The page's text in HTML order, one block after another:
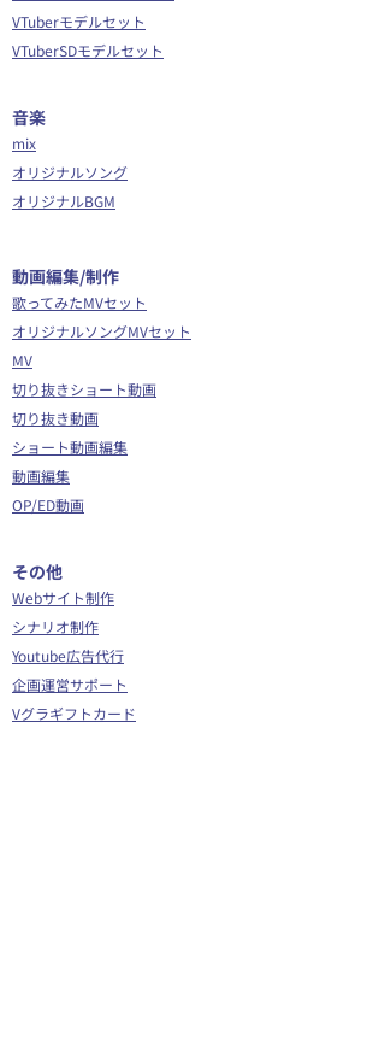
VTuberモデルセット
VTuberSDモデルセット
音楽
mix
オリジナルソング
オリジナルBGM
​動画編集/制作
歌ってみたMVセット
オリジナルソングMVセット
MV
切り抜きショート動画
切り抜き動画
ショート動画編集
動画編集
OP/ED動画
​その他
Webサイト制作
シナリオ制作
Youtube広告代行
企画運営サポート
Vグラギフトカード